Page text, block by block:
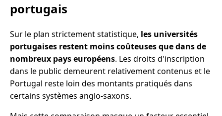
portugais
Sur le plan strictement statistique, les universités
portugaises restent moins coûteuses que dans de
nombreux pays européens. Les droits d'inscription
dans le public demeurent relativement contenus et le
Portugal reste loin des montants pratiqués dans
certains systèmes anglo-saxons.